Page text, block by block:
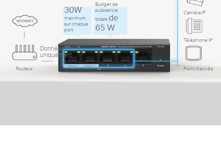
Routeur
Données
uniquement
30W
maximum
sur chaque
port
Budget de
puissance
totale de
65 W
Caméra IP
Téléphone IP
Point d'accès